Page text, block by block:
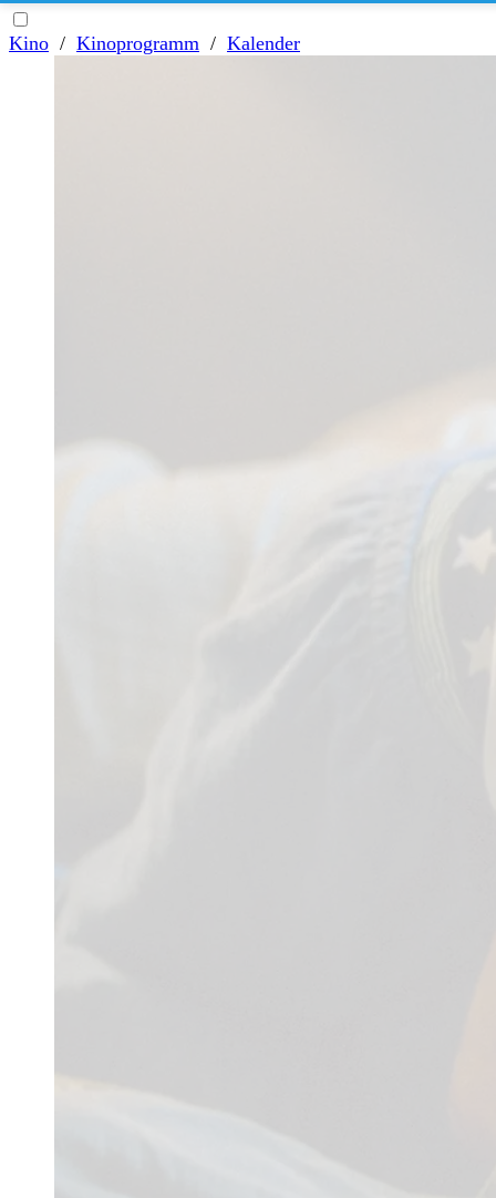
Kino / Kinoprogramm / Kalender